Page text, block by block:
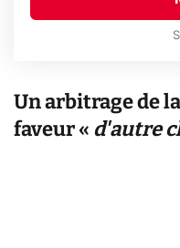
Un arbitrage de
faveur « d'autre